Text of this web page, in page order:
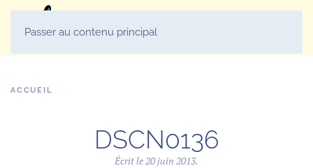
Passer au contenu principal
ACCUEIL
DSCN0136
Écrit le20 juin 2013.